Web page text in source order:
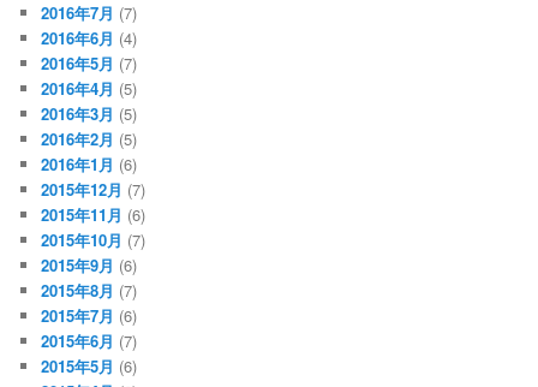
2016年7月 (7)
2016年6月 (4)
2016年5月 (7)
2016年4月 (5)
2016年3月 (5)
2016年2月 (5)
2016年1月 (6)
2015年12月 (7)
2015年11月 (6)
2015年10月 (7)
2015年9月 (6)
2015年8月 (7)
2015年7月 (6)
2015年6月 (7)
2015年5月 (6)